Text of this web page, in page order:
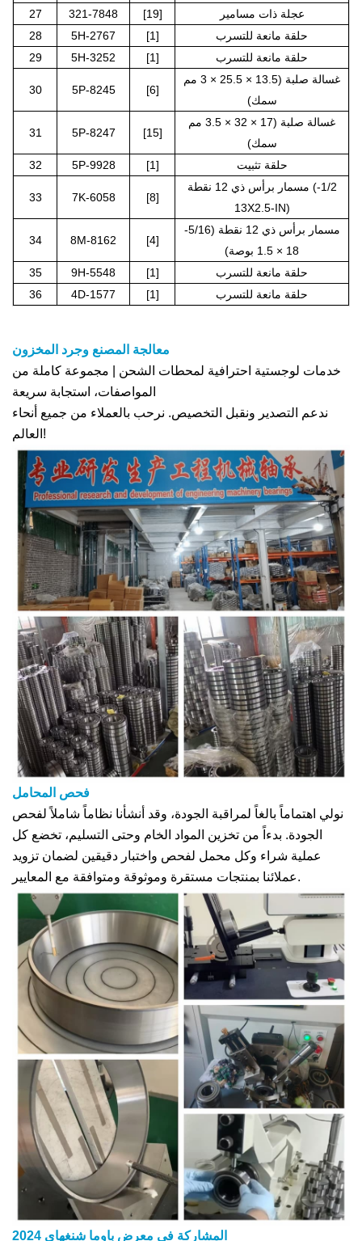
27
321-7848 [19]
عجلة ذات مسامير
28
5H-2767 [1]
حلقة مانعة للتسرب
29
5H-3252 [1] حلقة مانعة للتسرب
30 5P-8245 [6]
غسالة صلبة (13.5 × 25.5 × 3 مم
سمك)
31 5P-8247 [15]
غسالة صلبة (17 × 32 × 3.5 مم
سمك)
32
5P-9928 [1] حلقة تثبيت
33 7K-6058 [8]
مسمار برأس ذي 12 نقطة (1/2-
13X2.5-IN)
34 8M-8162 [4]
مسمار برأس ذي 12 نقطة (5/16-
18 × 1.5 بوصة)
35
9H-5548 [1]
حلقة مانعة للتسرب
36
4D-1577 [1] حلقة مانعة للتسرب
معالجة المصنع وجرد المخزون
خدمات لوجستية احترافية لمحطات الشحن | مجموعة كاملة من
المواصفات، استجابة سريعة
ندعم التصدير ونقبل التخصيص. نرحب بالعملاء من جميع أنحاء
العالم!
فحص المحامل
نولي اهتماماً بالغاً لمراقبة الجودة، وقد أنشأنا نظاماً شاملاً لفحص
الجودة. بدءاً من تخزين المواد الخام وحتى التسليم، تخضع كل
عملية شراء وكل محمل لفحص واختبار دقيقين لضمان تزويد
عملائنا بمنتجات مستقرة وموثوقة ومتوافقة مع المعايير.
المشاركة في معرض باوما شنغهاي 2024